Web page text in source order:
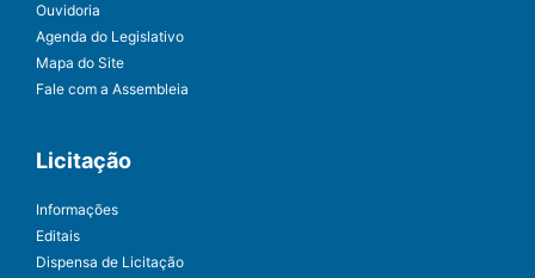
Ouvidoria
Agenda do Legislativo
Mapa do Site
Fale com a Assembleia
Licitação
Informações
Editais
Dispensa de Licitação